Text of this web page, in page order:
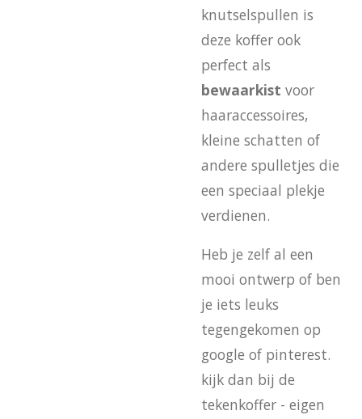
knutselspullen is
deze koffer ook
perfect als
bewaarkist voor
haaraccessoires,
kleine schatten of
andere spulletjes die
een speciaal plekje
verdienen.
Heb je zelf al een
mooi ontwerp of ben
je iets leuks
tegengekomen op
google of pinterest.
kijk dan bij de
tekenkoffer - eigen